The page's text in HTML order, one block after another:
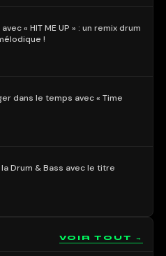
« HIT ME UP » : un remix drum
!
dans le temps avec « Time
Drum & Bass avec le titre
VOIR TOUT →